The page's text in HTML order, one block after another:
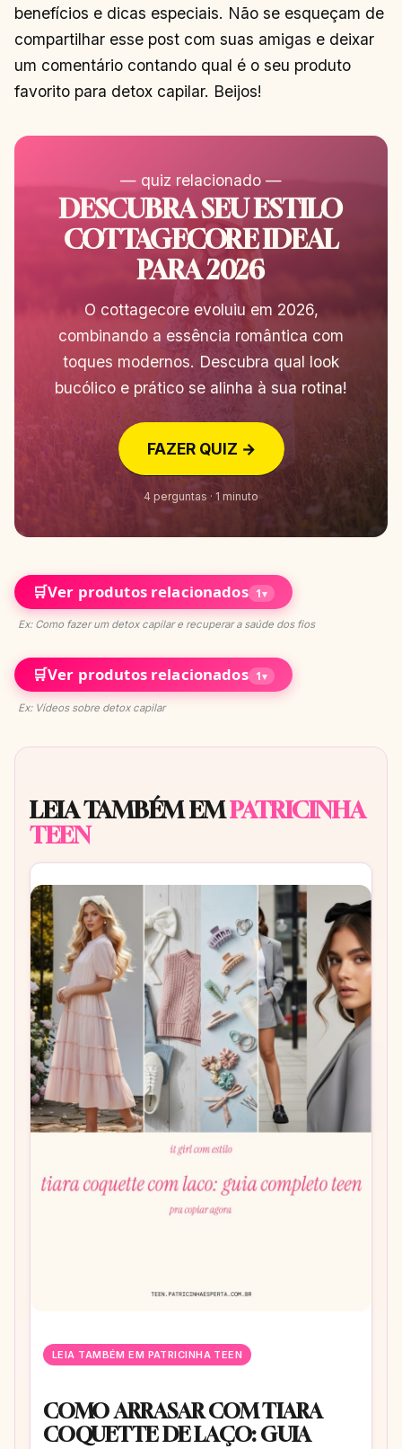
benefícios e dicas especiais. Não se esqueçam de
compartilhar esse post com suas amigas e deixar
um comentário contando qual é o seu produto
favorito para detox capilar. Beijos!
— quiz relacionado —
DESCUBRA SEU ESTILO
COTTAGECORE IDEAL
PARA 2026
O cottagecore evoluiu em 2026,
combinando a essência romântica com
toques modernos. Descubra qual look
bucólico e prático se alinha à sua rotina!
FAZER QUIZ →
4 perguntas · 1 minuto
🛒Ver produtos relacionados 1▾
Ex: Como fazer um detox capilar e recuperar a saúde dos fios
🛒Ver produtos relacionados 1▾
Ex: Vídeos sobre detox capilar
LEIA TAMBÉM EMPATRICINHA
TEEN
LEIA TAMBÉM EM PATRICINHA TEEN
COMO ARRASAR COM TIARA
COQUETTE DE LAÇO: GUIA